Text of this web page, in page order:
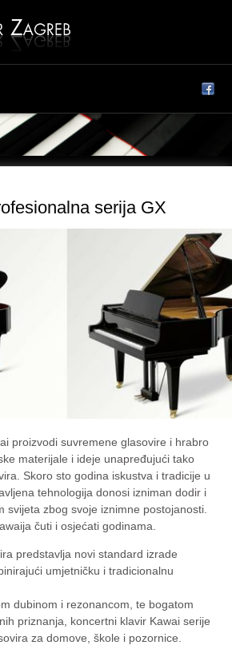
serija GX
proizvodi suvremene glasovire i hrabro
materijale i ideje unapređujući tako
Skoro sto godina iskustva i tradicije u
tehnologija donosi izniman dodir i
svijeta zbog svoje iznimne postojanosti.
čuti i osjećati godinama.
predstavlja novi standard izrade
umjetničku i tradicionalnu
dubinom i rezonancom, te bogatom
priznanja, koncertni klavir Kawai serije
za domove, škole i pozornice.